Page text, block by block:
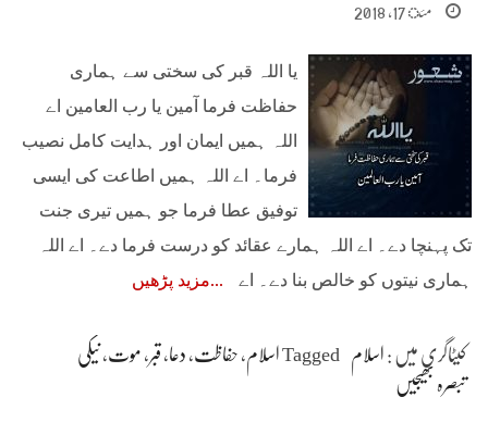
مئ 17, 2018
یا اللہ قبر کی سختی سے ہماری
حفاظت فرما آمین یا رب العامین اے
اللہ ہمیں ایمان اور ہدایت کامل نصیب
فرما۔ اے اللہ ہمیں اطاعت کی ایسی
توفیق عطا فرما جو ہمیں تیری جنت
تک پہنچا دے۔ اے اللہ ہمارے عقائد کو درست فرما دے۔ اے اللہ
ہماری نیتوں کو خالص بنا دے۔ اے
مزید پڑھیں
کیٹاگری میں : اسلام Taggedاسلام ، حفاظت، دعا، قبر ، موت، نیکی
تبصرہ بھیجیں